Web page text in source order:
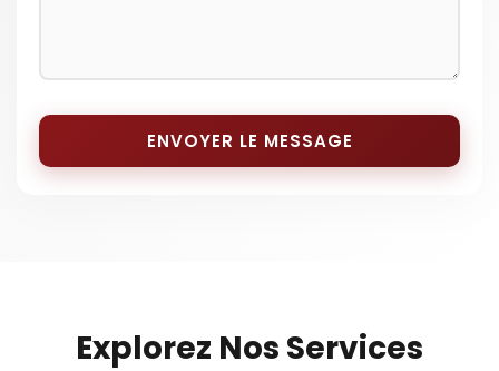
ENVOYER LE MESSAGE
Explorez Nos Services